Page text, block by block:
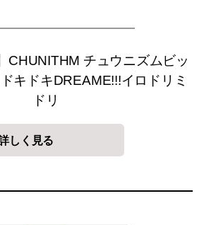
CHUNITHM チュウニズムビッ
キドキDREAME!!!イロドリミ
ドリ
しく見る